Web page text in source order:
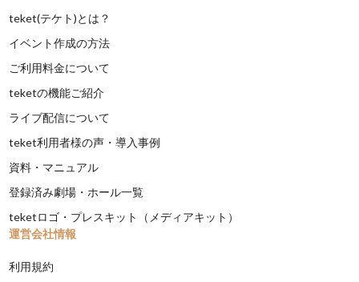
teket(テケト)とは？
イベント作成の方法
ご利用料金について
teketの機能ご紹介
ライブ配信について
teket利用者様の声・導入事例
資料・マニュアル
登録済み劇場・ホール一覧
teketロゴ・プレスキット（メディアキット）
運営会社情報
利用規約